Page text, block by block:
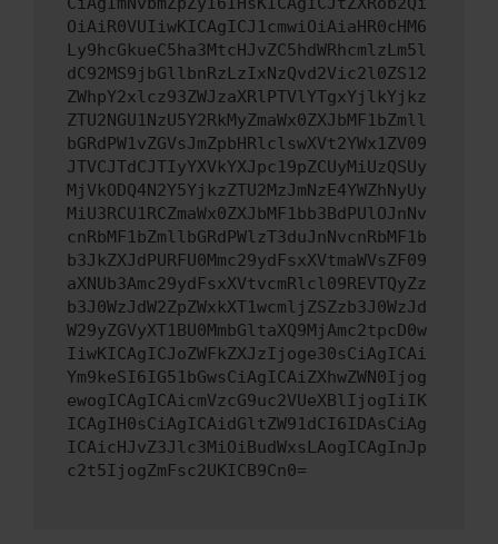
OiAiR0VUIiwKICAgICJ1cmwiOiAiaHR0cHM6
Ly9hcGkueC5ha3MtcHJvZC5hdWRhcmlzLm5l
dC92MS9jbGllbnRzLzIxNzQvd2Vic2l0ZS12
ZWhpY2xlcz93ZWJzaXRlPTVlYTgxYjlkYjkz
ZTU2NGU1NzU5Y2RkMyZmaWx0ZXJbMF1bZmll
bGRdPW1vZGVsJmZpbHRlclswXVt2YWx1ZV09
JTVCJTdCJTIyYXVkYXJpc19pZCUyMiUzQSUy
MjVkODQ4N2Y5YjkzZTU2MzJmNzE4YWZhNyUy
MiU3RCU1RCZmaWx0ZXJbMF1bb3BdPUlOJnNv
cnRbMF1bZmllbGRdPWlzT3duJnNvcnRbMF1b
b3JkZXJdPURFU0Mmc29ydFsxXVtmaWVsZF09
aXNUb3Amc29ydFsxXVtvcmRlcl09REVTQyZz
b3J0WzJdW2ZpZWxkXT1wcmljZSZzb3J0WzJd
W29yZGVyXT1BU0MmbGltaXQ9MjAmc2tpcD0w
IiwKICAgICJoZWFkZXJzIjoge30sCiAgICAi
Ym9keSI6IG51bGwsCiAgICAiZXhwZWN0Ijog
ewogICAgICAicmVzcG9uc2VUeXBlIjogIiIK
ICAgIH0sCiAgICAidGltZW91dCI6IDAsCiAg
ICAicHJvZ3Jlc3MiOiBudWxsLAogICAgInJp
c2t5IjogZmFsc2UKICB9Cn0=